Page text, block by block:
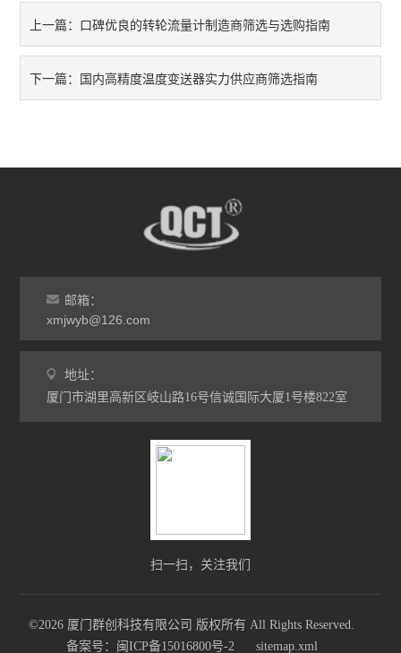
上一篇： 口碑优良的转轮流量计制造商筛选与选购指南
下一篇： 国内高精度温度变送器实力供应商筛选指南
邮箱：
xmjwyb@126.com
地址：
厦门市湖里高新区岐山路16号信诚国际大厦1号楼822室
扫一扫，关注我们
©2026 厦门群创科技有限公司 版权所有 All Rights Reserved.
备案号：闽ICP备15016800号-2
sitemap.xml